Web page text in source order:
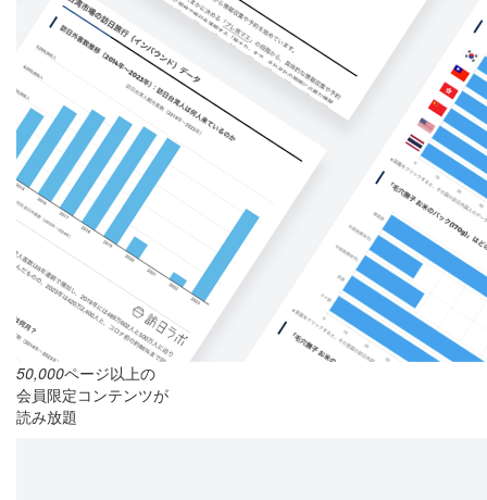
50,000ページ以上の
会員限定コンテンツが
読み放題